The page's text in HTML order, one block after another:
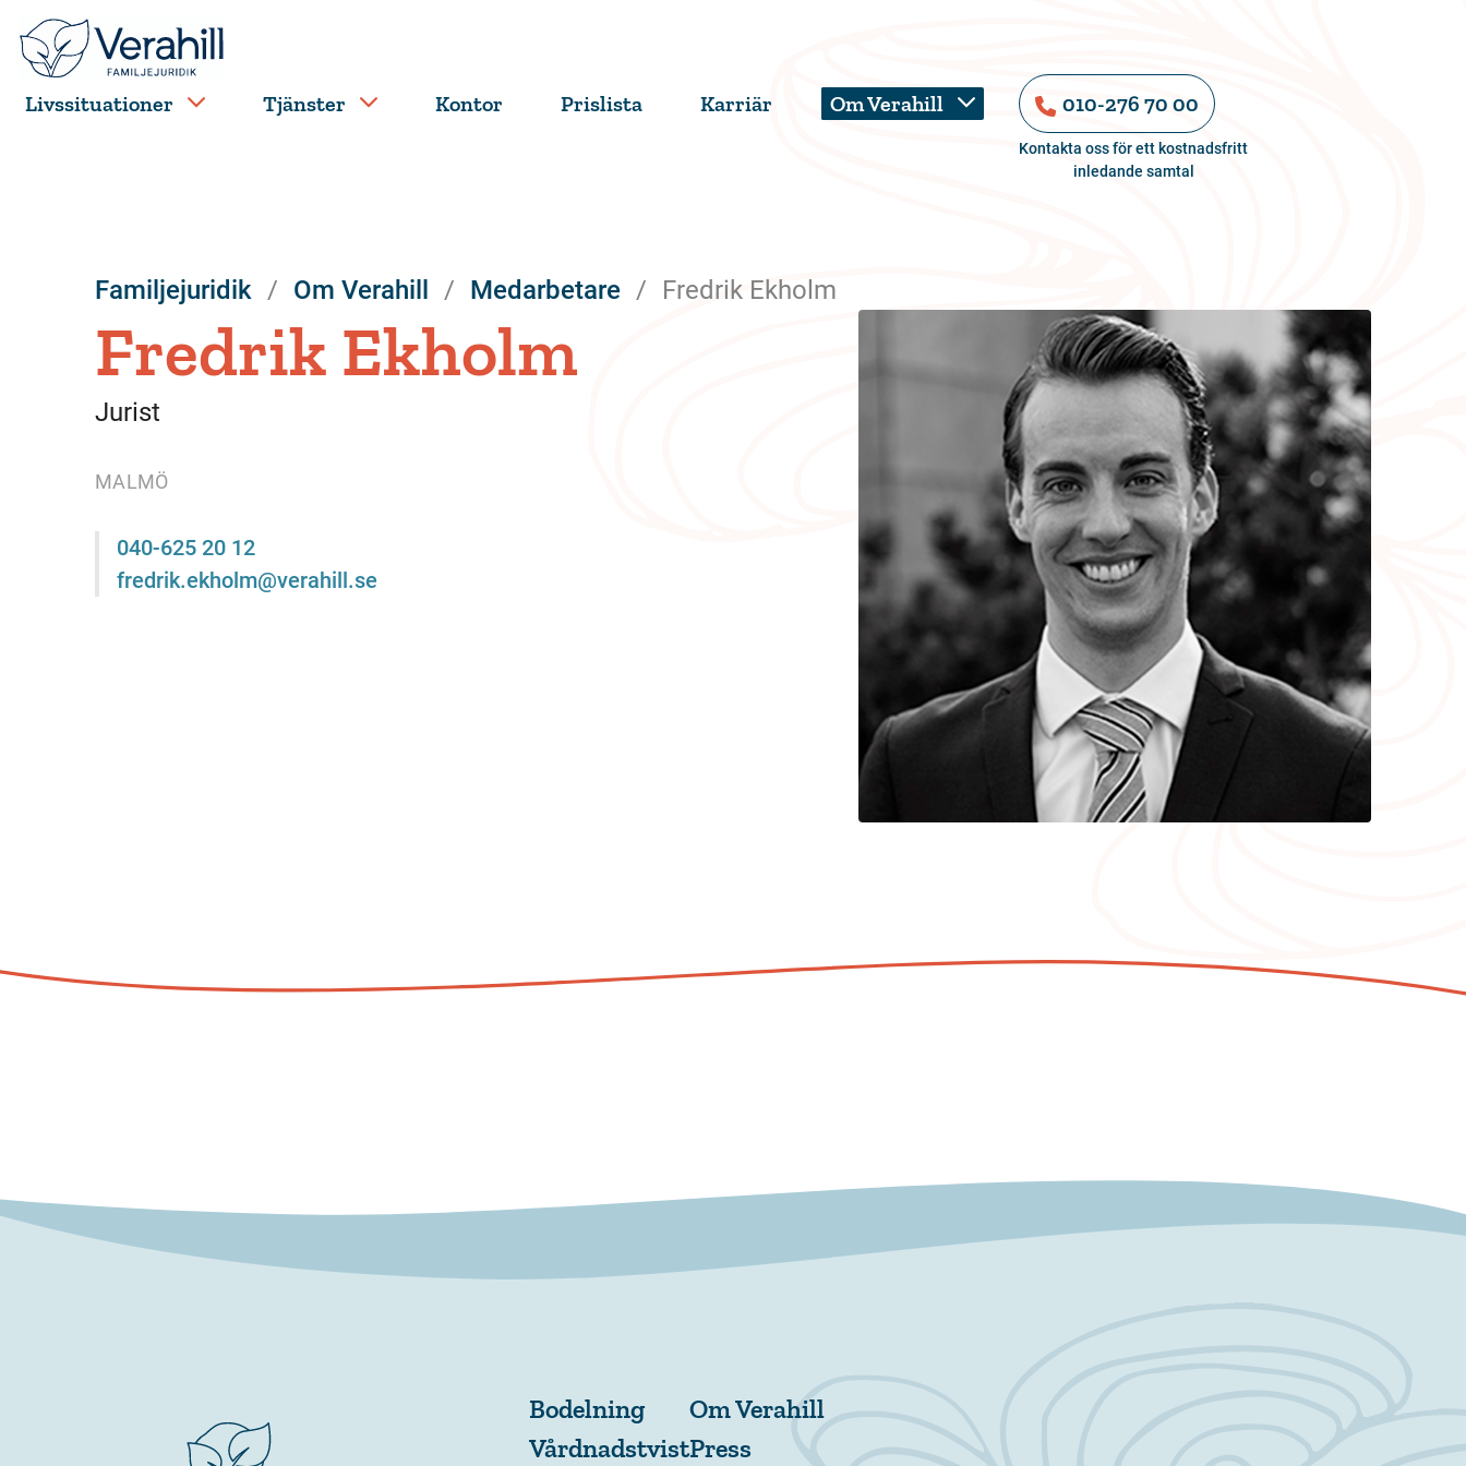
Livssituationer Tjänster Kontor Prislista Karriär Om Verahill 010-276 70 00
Kontakta oss för ett kostnadsfritt
inledande samtal
Familjejuridik Om Verahill Medarbetare Fredrik Ekholm
Fredrik Ekholm
Jurist
MALMÖ
040-625 20 12
fredrik.ekholm@verahill.se
Bodelning
Vårdnadstvist
Om Verahill
Press